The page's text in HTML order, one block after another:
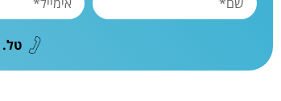
טל. 09-8328176